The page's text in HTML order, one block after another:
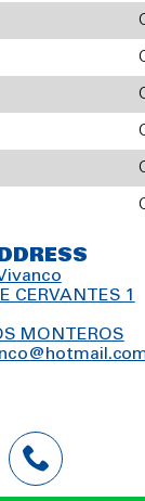
CERVANTES 1
MONTEROS